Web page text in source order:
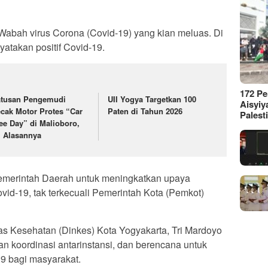
virus Corona (Covid-19) yang kian meluas. Di
positif Covid-19.
Pengemudi
Motor Protes “Car
Day” di Malioboro,
Alasannya
UII Yogya Targetkan 100
Paten di Tahun 2026
Daerah untuk meningkatkan upaya
19, tak terkecuali Pemerintah Kota (Pemkot)
Kesehatan (Dinkes) Kota Yogyakarta, Tri Mardoyo
koordinasi antarinstansi, dan berencana untuk
bagi masyarakat.
172